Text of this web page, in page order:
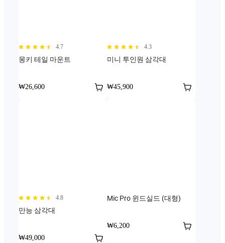
4.7
몽키 테일 마운트
₩26,600
4.3
미니 투인원 삼각대
₩45,900
4.8
만능 삼각대
₩49,000
Mic Pro 윈드실드 (대형)
₩6,200